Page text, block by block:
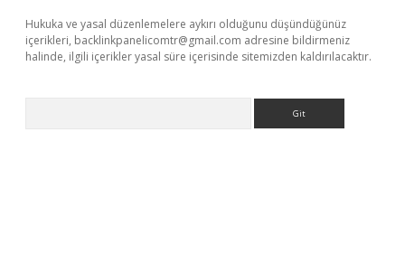
Hukuka ve yasal düzenlemelere aykırı olduğunu düşündüğünüz
içerikleri, backlinkpanelicomtr@gmail.com adresine bildirmeniz
halinde, ilgili içerikler yasal süre içerisinde sitemizden kaldırılacaktır.